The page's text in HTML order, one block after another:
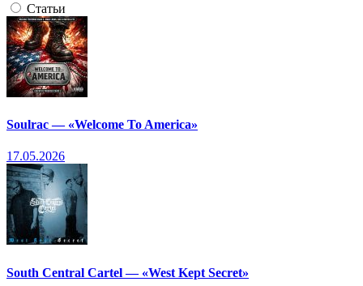
Статьи
Soulrac — «Welcome To America»
17.05.2026
South Central Cartel — «West Kept Secret»